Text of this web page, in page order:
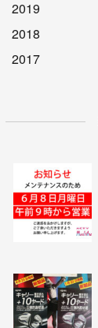
2019
2018
2017